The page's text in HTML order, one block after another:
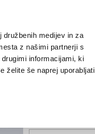
družbenih medijev in za
z našimi partnerji s
informacijami, ki
želite še naprej uporabljati
ŠE